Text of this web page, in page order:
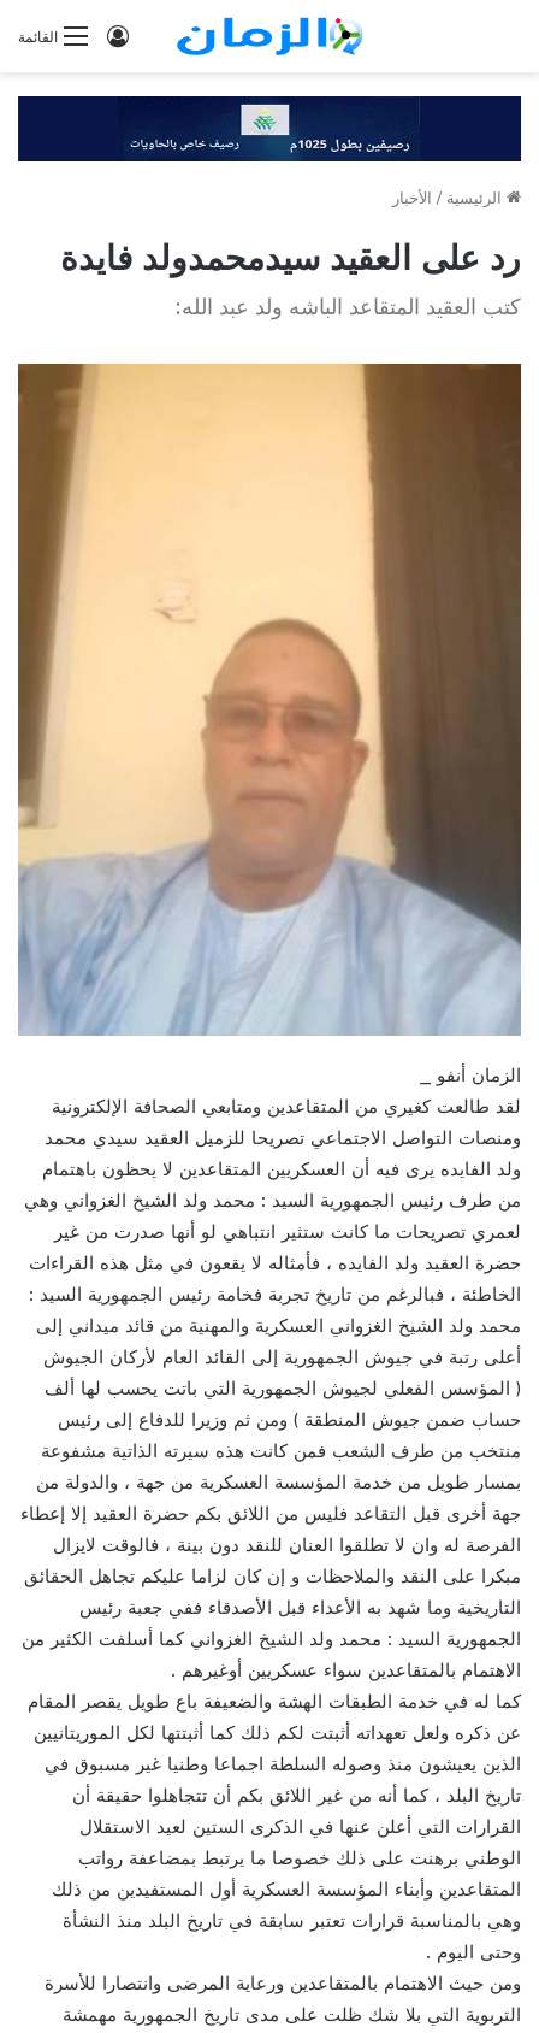
القائمةتسجيل
الرئيسية / الأخبار
رد على العقيد سيدمحمدولد فايدة
كتب العقيد المتقاعد الباشه ولد عبد الله:
الزمان أنفو _
لقد طالعت كغيري من المتقاعدين ومتابعي الصحافة الإلكترونية
ومنصات التواصل الاجتماعي تصريحا للزميل العقيد سيدي محمد
ولد الفايده يرى فيه أن العسكريين المتقاعدين لا يحظون باهتمام
من طرف رئيس الجمهورية السيد : محمد ولد الشيخ الغزواني وهي
لعمري تصريحات ما كانت ستثير انتباهي لو أنها صدرت من غير
حضرة العقيد ولد الفايده ، فأمثاله لا يقعون في مثل هذه القراءات
الخاطئة ، فبالرغم من تاريخ تجربة فخامة رئيس الجمهورية السيد :
محمد ولد الشيخ الغزواني العسكرية والمهنية من قائد ميداني إلى
أعلى رتبة في جيوش الجمهورية إلى القائد العام لأركان الجيوش
( المؤسس الفعلي لجيوش الجمهورية التي باتت يحسب لها ألف
حساب ضمن جيوش المنطقة ) ومن ثم وزيرا للدفاع إلى رئيس
منتخب من طرف الشعب فمن كانت هذه سيرته الذاتية مشفوعة
بمسار طويل من خدمة المؤسسة العسكرية من جهة ، والدولة من
جهة أخرى قبل التقاعد فليس من اللائق بكم حضرة العقيد إلا إعطاء
الفرصة له وان لا تطلقوا العنان للنقد دون بينة ، فالوقت لايزال
مبكرا على النقد والملاحظات و إن كان لزاما عليكم تجاهل الحقائق
التاريخية وما شهد به الأعداء قبل الأصدقاء ففي جعبة رئيس
الجمهورية السيد : محمد ولد الشيخ الغزواني كما أسلفت الكثير من
الاهتمام بالمتقاعدين سواء عسكريين أوغيرهم .
كما له في خدمة الطبقات الهشة والضعيفة باع طويل يقصر المقام
عن ذكره ولعل تعهداته أثبتت لكم ذلك كما أثبتتها لكل الموريتانيين
الذين يعيشون منذ وصوله السلطة اجماعا وطنيا غير مسبوق في
تاريخ البلد ، كما أنه من غير اللائق بكم أن تتجاهلوا حقيقة أن
القرارات التي أعلن عنها في الذكرى الستين لعيد الاستقلال
الوطني برهنت على ذلك خصوصا ما يرتبط بمضاعفة رواتب
المتقاعدين وأبناء المؤسسة العسكرية أول المستفيدين من ذلك
وهي بالمناسبة قرارات تعتبر سابقة في تاريخ البلد منذ النشأة
وحتى اليوم .
ومن حيث الاهتمام بالمتقاعدين ورعاية المرضى وانتصارا للأسرة
التربوية التي بلا شك ظلت على مدى تاريخ الجمهورية مهمشة